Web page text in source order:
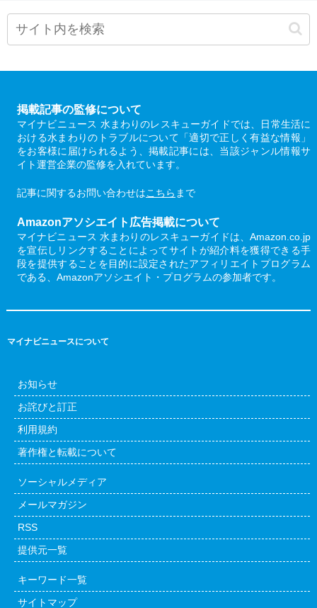
掲載記事の監修について
マイナビニュース 水まわりのレスキューガイドでは、日常生活に
おける水まわりのトラブルについて「適切で正しく有益な情報」
をお客様に届けられるよう、掲載記事には、当該ジャンル情報サ
イト運営企業の監修を入れています。
記事に関するお問い合わせはこちら まで
Amazonアソシエイト広告掲載について
マイナビニュース 水まわりのレスキューガイドは、Amazon.co.jp
を宣伝しリンクすることによってサイトが紹介料を獲得できる手
段を提供することを目的に設定されたアフィリエイトプログラム
である、Amazonアソシエイト・プログラムの参加者です。
マイナビニュースについて
お知らせ
お詫びと訂正
利用規約
著作権と転載について
ソーシャルメディア
メールマガジン
RSS
提供元一覧
キーワード一覧
サイトマップ